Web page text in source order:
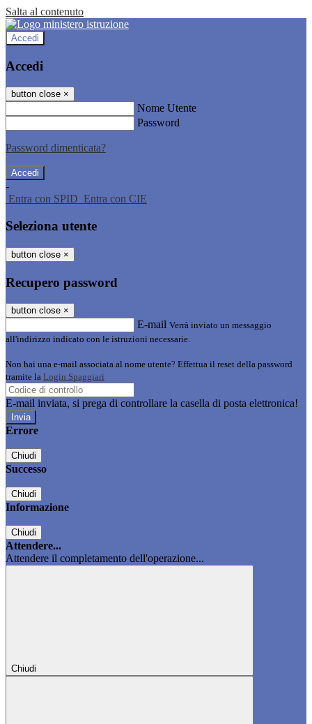
Salta al contenuto
Accedi
Accedi
button close ×
Nome Utente
Password
Password dimenticata?
-
Entra con SPID Entra con CIE
Seleziona utente
button close ×
Recupero password
button close ×
E-mail Verrà inviato un messaggio
all'indirizzo indicato con le istruzioni necessarie.
Non hai una e-mail associata al nome utente? Effettua il reset della password
tramite la Login Spaggiari
E-mail inviata, si prega di controllare la casella di posta elettronica!
Errore
Chiudi
Successo
Chiudi
Informazione
Chiudi
Attendere...
Attendere il completamento dell'operazione...
Chiudi